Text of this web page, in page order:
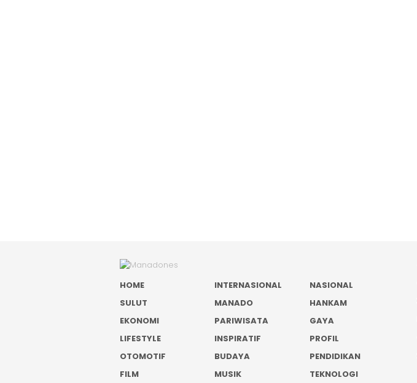
HOME INTERNASIONAL
NASIONAL
SULUT
MANADO
HANKAM
EKONOMI
PARIWISATA
GAYA
LIFESTYLE
INSPIRATIF
PROFIL
OTOMOTIF
BUDAYA
PENDIDIKAN
FILM
MUSIK TEKNOLOGI